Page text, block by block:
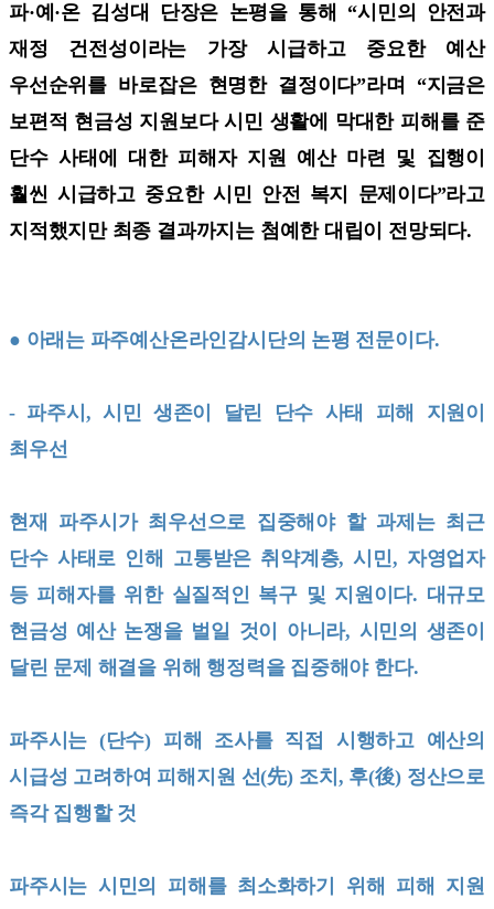
파·예·온 김성대 단장은 논평을 통해 “시민의 안전과
재정 건전성이라는 가장 시급하고 중요한 예산
우선순위를 바로잡은 현명한 결정이다”라며 “지금은
보편적 현금성 지원보다 시민 생활에 막대한 피해를 준
단수 사태에 대한 피해자 지원 예산 마련 및 집행이
훨씬 시급하고 중요한 시민 안전 복지 문제이다”라고
지적했지만 최종 결과까지는 첨예한 대립이 전망되다.
● 아래는 파주예산온라인감시단의 논평 전문이다.
- 파주시, 시민 생존이 달린 단수 사태 피해 지원이
최우선
현재 파주시가 최우선으로 집중해야 할 과제는 최근
단수 사태로 인해 고통받은 취약계층, 시민, 자영업자
등 피해자를 위한 실질적인 복구 및 지원이다. 대규모
현금성 예산 논쟁을 벌일 것이 아니라, 시민의 생존이
달린 문제 해결을 위해 행정력을 집중해야 한다.
파주시는 (단수) 피해 조사를 직접 시행하고 예산의
시급성 고려하여 피해지원 선(先) 조치, 후(後) 정산으로
즉각 집행할 것
파주시는 시민의 피해를 최소화하기 위해 피해 지원